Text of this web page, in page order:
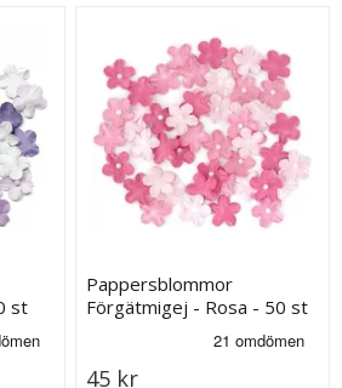
st
Pappersblommor
Förgätmigej - Rosa - 50 st
45 kr